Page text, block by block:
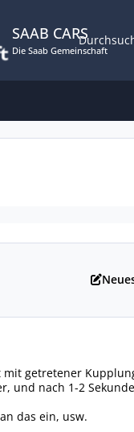
SAAB CARS
Die Saab Gemeinschaft
getretener
und nach 1-2
das ein, usw.